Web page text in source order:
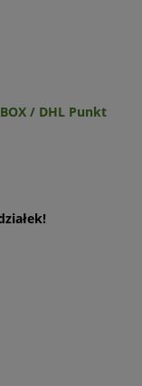
/ DHL Punkt